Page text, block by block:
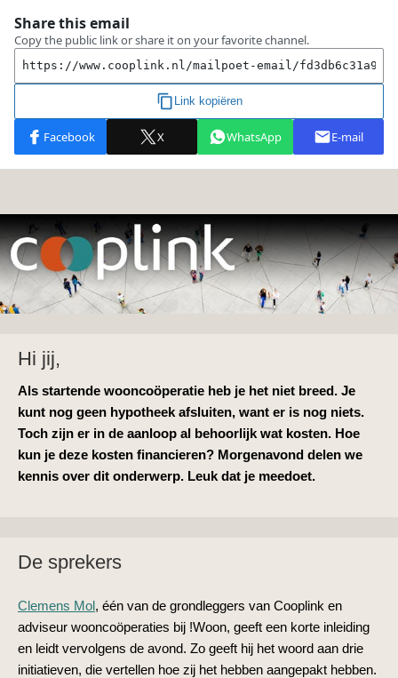
Hi jij,
Als startende wooncoöperatie heb je het niet breed. Je
kunt nog geen hypotheek afsluiten, want er is nog niets.
Toch zijn er in de aanloop al behoorlijk wat kosten. Hoe
kun je deze kosten financieren? Morgenavond delen we
kennis over dit onderwerp. Leuk dat je meedoet.
De sprekers
Clemens Mol, één van de grondleggers van Cooplink en
adviseur wooncoöperaties bij !Woon, geeft een korte inleiding
en leidt vervolgens de avond. Zo geeft hij het woord aan drie
initiatieven, die vertellen hoe zij het hebben aangepakt hebben.